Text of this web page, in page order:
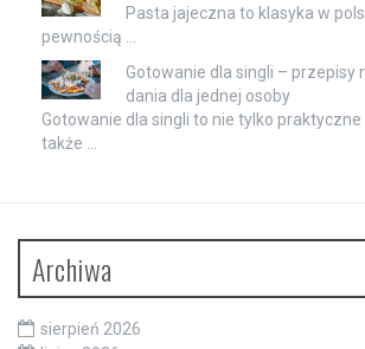
Pasta jajeczna to klasyka w
pewnością …
Gotowanie dla singli – przepisy
dania dla jednej osoby
Gotowanie dla singli to nie tylko
także …
Archiwa
sierpień 2026